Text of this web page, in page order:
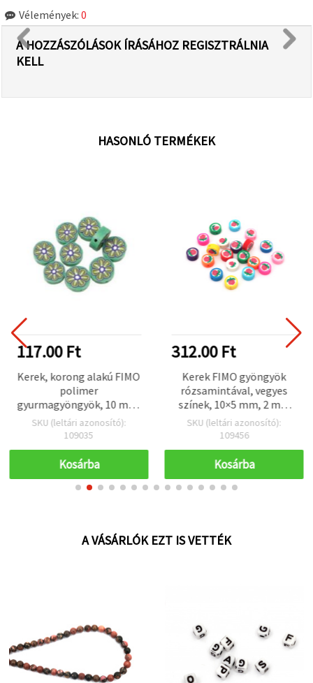
Vélemények: 0
A HOZZÁSZÓLÁSOK ÍRÁSÁHOZ REGISZTRÁLNIA
KELL
HASONLÓ TERMÉKEK
117.00 Ft
Kerek, korong alakú FIMO
polimer
gyurmagyöngyök, 10 mm,
zöld, virágmintás,
fűzőlyukas, 35-ös minta –
SKU (leltári azonosító):
109035
Kosárba
312.00 Ft
Kerek FIMO gyöngyök
rózsamintával, vegyes
színek, 10×5 mm, 2 mm
furat, 20 db/csomag –
karkötőkhöz,
fülbevalókhoz
SKU (leltári azonosító):
109456
Kosárba
A VÁSÁRLÓK EZT IS VETTÉK